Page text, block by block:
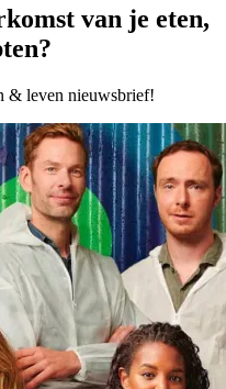
van je eten,
& leven nieuwsbrief!